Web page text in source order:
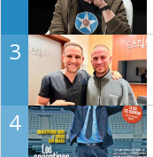
3
4